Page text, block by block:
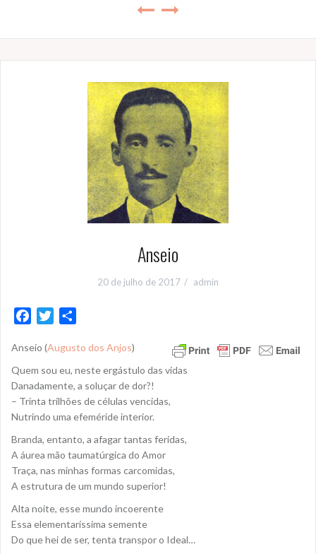
Anseio
20 de julho de 2017 admin
c
e
b
o
o
k
i
t
t
e
r
a
r
e
Anseio (Augusto dos Anjos)
Quem sou eu, neste ergástulo das vidas
Danadamente, a soluçar de dor?!
– Trinta trilhões de células vencidas,
Nutrindo uma efeméride interior.
Branda, entanto, a afagar tantas feridas,
A áurea mão taumatúrgica do Amor
Traça, nas minhas formas carcomidas,
A estrutura de um mundo superior!
Alta noite, esse mundo incoerente
Essa elementaríssima semente
Do que hei de ser, tenta transpor o Ideal…